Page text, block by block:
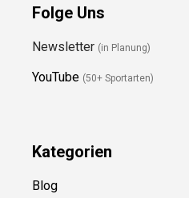
Folge Uns
Newsletter (in Planung)
YouTube (50+ Sportarten)
Kategorien
Blog